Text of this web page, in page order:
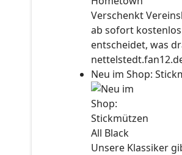
Verschenkt
ab sofort
entscheidet, was
Neu im Shop:
Unsere Klassiker